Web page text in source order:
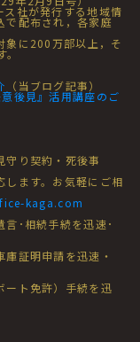
ス社が発行する地域情
で配布され，各家庭
象に200万部以上，そ
。
（当ブログ記事）
後見』活用講座のご
り契約・死後事
ます。お気軽にご相
kaga.com
･相続手続を迅速･
証明申請を迅速・
ト免許）手続を迅